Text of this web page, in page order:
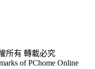
所有 轉載必究
of PChome Online